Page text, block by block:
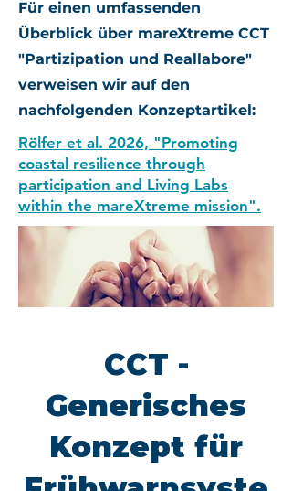
Für einen umfassenden
Überblick über mareXtreme CCT
"Partizipation und Reallabore"
verweisen wir auf den
nachfolgenden Konzeptartikel:
Rölfer et al. 2026, "Promoting
coastal resilience through
participation and Living Labs
within the mareXtreme mission".
CCT -
Generisches
Konzept für